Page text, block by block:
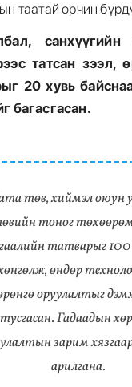
таатай орчин
татсан зээл,
20 хувь
багасгасан.
төв, хиймэл оюун
тоног
гаалийн татварыг 100
өндөр
оруулалтыг
тусгасан. Гадаадын
зарим
арилгана.